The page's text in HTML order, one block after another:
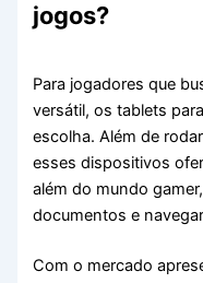
jogos?
Para jogadores que
versátil, os tablets
escolha. Além de
esses dispositivos
além do mundo
documentos e
Com o mercado